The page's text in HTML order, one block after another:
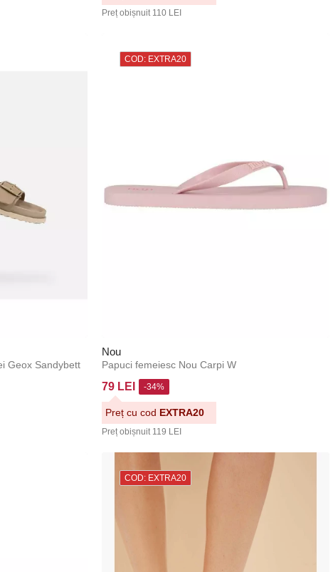
Preț obișnuit 110 LEI
Geox Sandybett
COD: EXTRA20
Nou
Papuci femeiesc Nou Carpi W
79 LEI
Preț obișnuit 119 LEI
-34%
Preț cu cod EXTRA20
COD: EXTRA20